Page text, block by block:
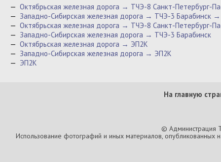
— Октябрьская железная дорога → ТЧЭ-8 Санкт-Петербург-
— Западно-Сибирская железная дорога → ТЧЭ-3 Барабинск
— Октябрьская железная дорога → ТЧЭ-8 Санкт-Петербург-
— Западно-Сибирская железная дорога → ТЧЭ-3 Барабинск
— Октябрьская железная дорога → ЭП2К
— Западно-Сибирская железная дорога → ЭП2К
— ЭП2К
На главную
© Администрация
Использование фотографий и иных материалов, опубликованных